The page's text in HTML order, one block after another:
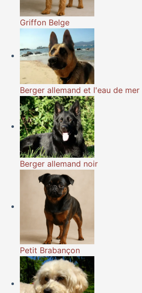
Griffon Belge
Berger allemand et l'eau de mer
Berger allemand noir
Petit Brabançon